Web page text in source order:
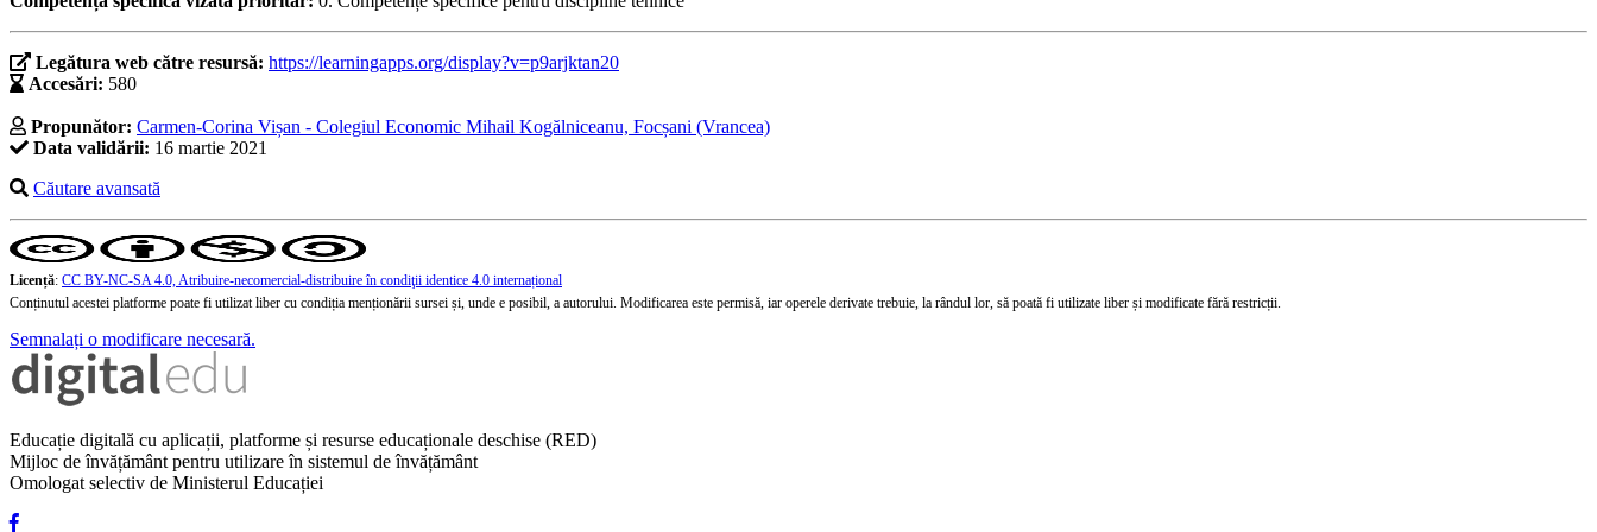
Legătura web către resursă: https://learningapps.org/display?v=p9arjktan20
Accesări: 580
Propunător: Carmen-Corina Vișan - Colegiul Economic Mihail Kogălniceanu, Focșani (Vrancea)
Data validării: 16 martie 2021
Căutare avansată
Licență: CC BY-NC-SA 4.0, Atribuire-necomercial-distribuire în condiţii identice 4.0 internațional
Conținutul acestei platforme poate fi utilizat liber cu condiția menționării sursei și, unde e posibil, a autorului. Modificarea este permisă, iar operele derivate trebuie, la rândul lor, să poată fi utilizate liber și modificate fără restricții.
Semnalați o modificare necesară.
Educație digitală cu aplicații, platforme și resurse educaționale deschise (RED)
Mijloc de învățământ pentru utilizare în sistemul de învățământ
Omologat selectiv de Ministerul Educației